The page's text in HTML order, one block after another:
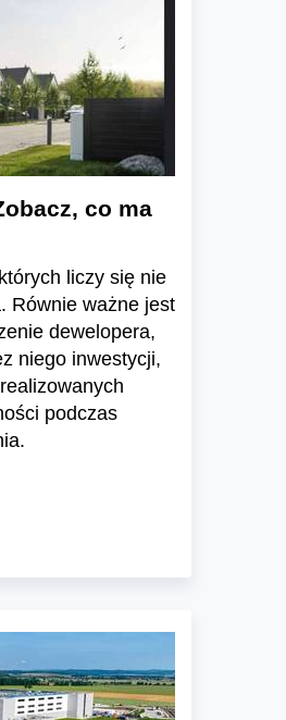
co ma
liczy się nie
Równie ważne jest
dewelopera,
niego inwestycji,
podczas